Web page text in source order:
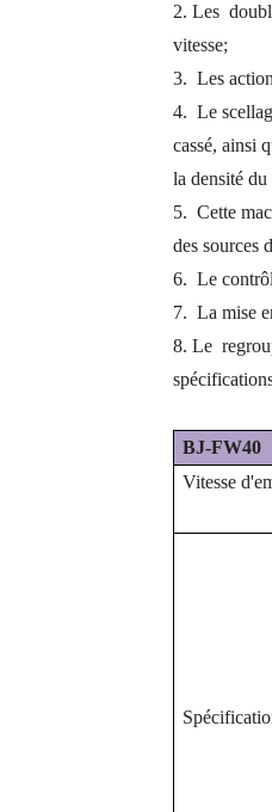
2. Les
vitesse;
3. Les
4. Le
cassé, ainsi
la densité
5. Cette
des sources
6. Le
7. La mise
8. Le
BJ-FW40
Vitesse